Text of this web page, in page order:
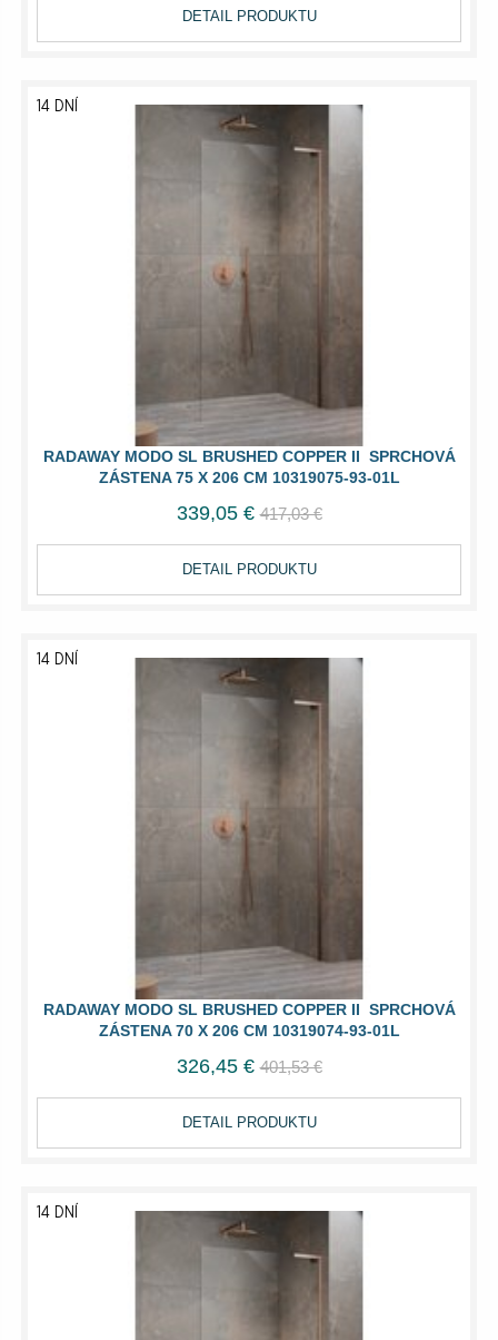
DETAIL PRODUKTU
RADAWAY MODO SL BRUSHED COPPER II SPRCHOVÁ
ZÁSTENA 75 X 206 CM 10319075-93-01L
14 DNÍ
339,05 € 417,03 €
DETAIL PRODUKTU
RADAWAY MODO SL BRUSHED COPPER II SPRCHOVÁ
ZÁSTENA 70 X 206 CM 10319074-93-01L
14 DNÍ
326,45 € 401,53 €
DETAIL PRODUKTU
14 DNÍ